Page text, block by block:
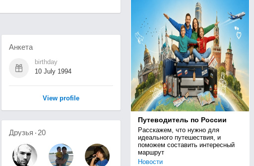
Анкета
birthday
10 July 1994
View profile
Путеводитель по России
Расскажем, что нужно для
идеального путешествия, и
поможем составить интересный
маршрут
Новости
Друзья 20